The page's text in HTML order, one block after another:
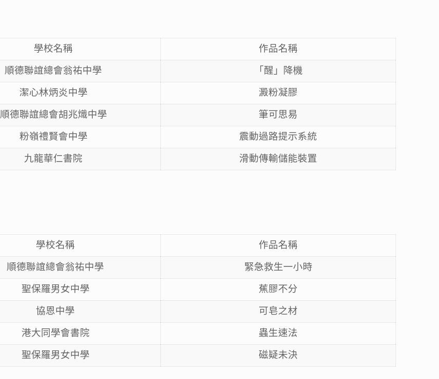
學校名稱
作品名稱
順德聯誼總會翁祐中學
「醒」降機
潔心林炳炎中學
澱粉凝膠
順德聯誼總會胡兆熾中學
筆可思易
粉嶺禮賢會中學
震動過路提示系統
九龍華仁書院 滑動傳輸儲能裝置
學校名稱
作品名稱
順德聯誼總會翁祐中學
緊急救生一小時
聖保羅男女中學
蕉膠不分
協恩中學
可皂之材
港大同學會書院
蟲生速法
聖保羅男女中學 磁疑未決